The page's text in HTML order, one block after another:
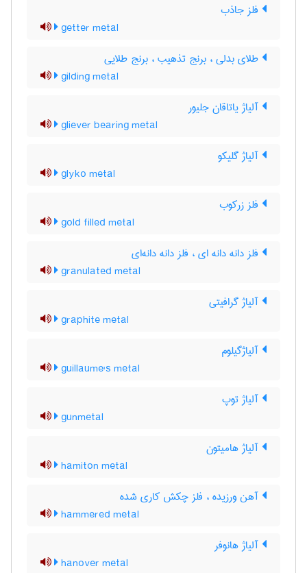
فلز جاذب
getter metal
طلای بدلی ، برنج تذهیب ، برنج طلایی
gilding metal
آلیاژ یاتاقان جلیور
gliever bearing metal
آلیاژ گلیکو
glyko metal
فلز زرکوب
gold filled metal
فلز دانه دانه ای ، فلز دانه دانه‌ای
granulated metal
آلیاژ گرافیتی
graphite metal
آلیاژگیلوم
guillaume's metal
آلیاژ توپ
gunmetal
آلیاژ هامیتون
hamiton metal
آهن ورزیده ، فلز چکش کاری شده
hammered metal
آلیاژ هانوفر
hanover metal